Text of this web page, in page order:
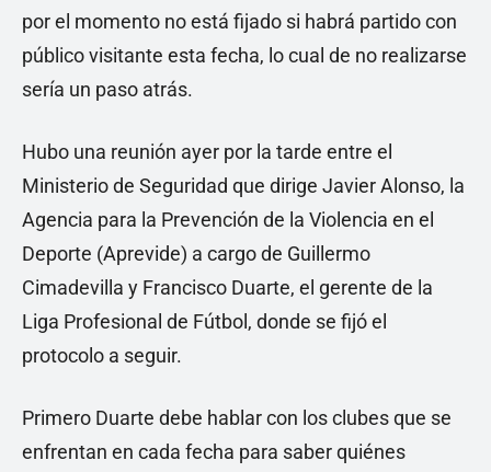
por el momento no está fijado si habrá partido con
público visitante esta fecha, lo cual de no realizarse
sería un paso atrás.
Hubo una reunión ayer por la tarde entre el
Ministerio de Seguridad que dirige Javier Alonso, la
Agencia para la Prevención de la Violencia en el
Deporte (Aprevide) a cargo de Guillermo
Cimadevilla y Francisco Duarte, el gerente de la
Liga Profesional de Fútbol, donde se fijó el
protocolo a seguir.
Primero Duarte debe hablar con los clubes que se
enfrentan en cada fecha para saber quiénes